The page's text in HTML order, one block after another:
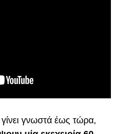
γνωστά έως τώρα,